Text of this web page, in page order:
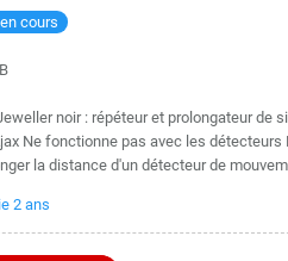
cours
noir : répéteur et prolongateur de
Ne fonctionne pas avec les
la distance d'un détecteur de
2 ans